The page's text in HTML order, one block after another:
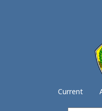
Current